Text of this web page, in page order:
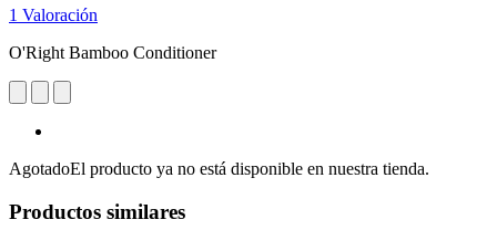
1 Valoración
O'Right Bamboo Conditioner
AgotadoEl producto ya no está disponible en nuestra tienda.
Productos similares